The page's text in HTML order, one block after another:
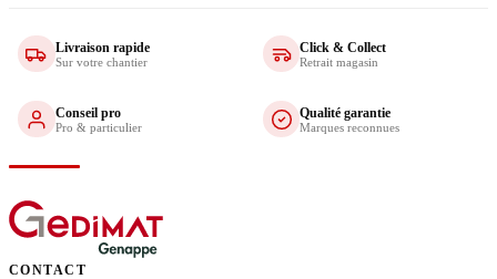
Livraison rapide
Sur votre chantier
Click & Collect
Retrait magasin
Conseil pro
Pro & particulier
Qualité garantie
Marques reconnues
CONTACT